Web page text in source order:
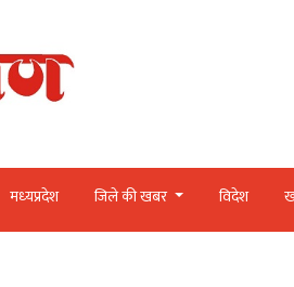
मध्‍यप्रदेश जिले की खबर विदेश